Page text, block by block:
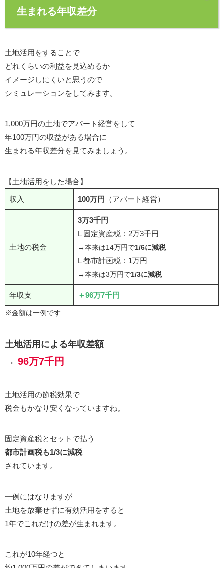
生まれる年収差分
土地活用をすることで
どれくらいの利益を見込めるか
イメージしにくいと思うので
シミュレーションをしてみます。
1,000万円の土地でアパート経営をして
年100万円の収益がある場合に
生まれる年収差分を見てみましょう。
【土地活用をした場合】
収入 100万円 （アパート経営）
土地の税金
3万3千円
L 固定資産税：2万3千円
→本来は14万円で1/6に減税
L 都市計画税：1万円
→本来は3万円で1/3に減税
年収支 ＋96万7千円
※金額は一例です
土地活用による年収差額
→ 96万7千円
土地活用の節税効果で
税金もかなり安くなっていますね。
固定資産税とセットで払う
都市計画税も1/3に減税
されています。
一例にはなりますが
土地を放棄せずに有効活用をすると
1年でこれだけの差が生まれます。
これが10年経つと